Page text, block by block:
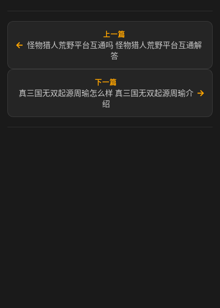
←
上一篇
怪物猎人荒野平台互通吗 怪物猎人荒野平台互通解
答
下一篇
真三国无双起源周瑜怎么样 真三国无双起源周瑜介
绍
→